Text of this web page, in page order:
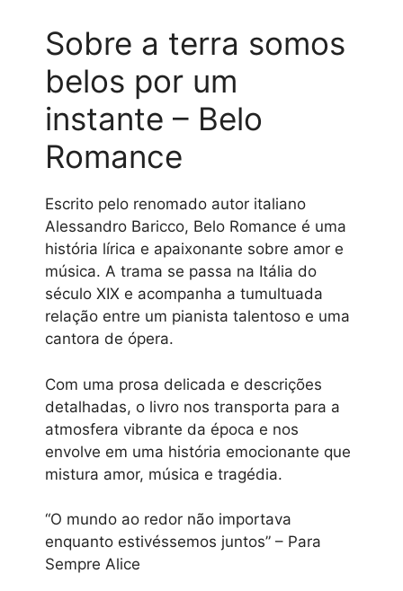
Sobre a terra somos
belos por um
instante – Belo
Romance
Escrito pelo renomado autor italiano
Alessandro Baricco, Belo Romance é uma
história lírica e apaixonante sobre amor e
música. A trama se passa na Itália do
século XIX e acompanha a tumultuada
relação entre um pianista talentoso e uma
cantora de ópera.
Com uma prosa delicada e descrições
detalhadas, o livro nos transporta para a
atmosfera vibrante da época e nos
envolve em uma história emocionante que
mistura amor, música e tragédia.
“O mundo ao redor não importava
enquanto estivéssemos juntos” – Para
Sempre Alice